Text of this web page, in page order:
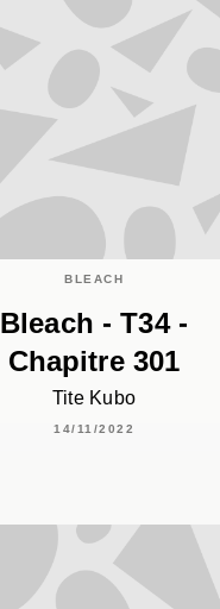
BLEACH
Bleach - T34 -
Chapitre 301
Tite Kubo
14/11/2022